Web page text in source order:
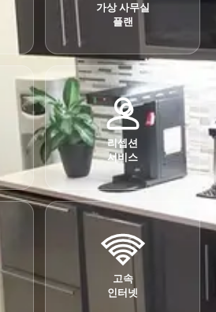
가상 사무실
플랜
리셉션
서비스
고속
인터넷